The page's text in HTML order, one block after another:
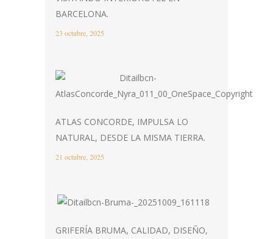
BARCELONA.
23 octubre, 2025
ATLAS CONCORDE, IMPULSA LO
NATURAL, DESDE LA MISMA TIERRA.
21 octubre, 2025
GRIFERÍA BRUMA, CALIDAD, DISEÑO,